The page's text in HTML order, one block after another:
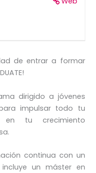
de entrar a formar
dirigido a jóvenes
impulsar todo tu
en tu crecimiento
continua con un
un máster en